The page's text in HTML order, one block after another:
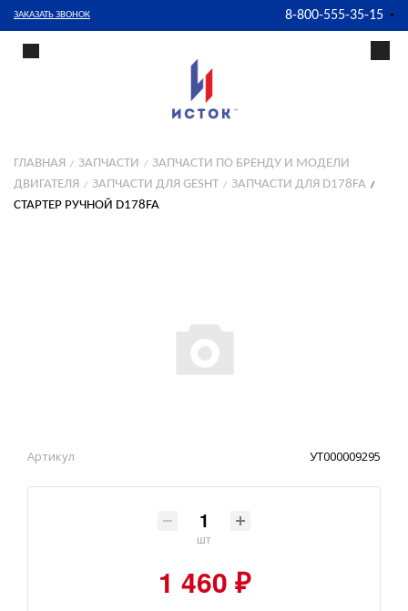
ЗАКАЗАТЬ ЗВОНОК 8-800-555-35-15
ГЛАВНАЯ ЗАПЧАСТИ
ЗАПЧАСТИ ПО БРЕНДУ И МОДЕЛИ
ДВИГАТЕЛЯ
ЗАПЧАСТИ ДЛЯ GESHT
ЗАПЧАСТИ ДЛЯ D178FA
СТАРТЕР РУЧНОЙ D178FA
Артикул УТ000009295
шт
1 460 ₽